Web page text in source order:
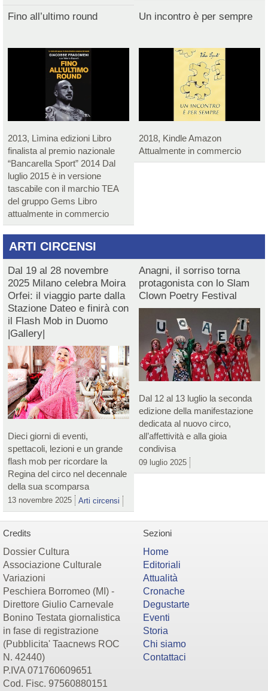
Fino all’ultimo round
2013, Lìmina edizioni Libro
finalista al premio nazionale
“Bancarella Sport” 2014 Dal
luglio 2015 è in versione
tascabile con il marchio TEA
del gruppo Gems Libro
attualmente in commercio
Un incontro è per sempre
2018, Kindle Amazon
Attualmente in commercio
ARTI CIRCENSI
Dal 19 al 28 novembre
2025 Milano celebra Moira
Orfei: il viaggio parte dalla
Stazione Dateo e finirà con
il Flash Mob in Duomo
|Gallery|
Dieci giorni di eventi,
spettacoli, lezioni e un grande
flash mob per ricordare la
Regina del circo nel decennale
della sua scomparsa
13 novembre 2025 Arti circensi
Anagni, il sorriso torna
protagonista con lo Slam
Clown Poetry Festival
Dal 12 al 13 luglio la seconda
edizione della manifestazione
dedicata al nuovo circo,
all’affettività e alla gioia
condivisa
09 luglio 2025
Credits
Dossier Cultura
Associazione Culturale
Variazioni
Peschiera Borromeo (MI) -
Direttore Giulio Carnevale
Bonino Testata giornalistica
in fase di registrazione
(Pubblicita' Taacnews ROC
N. 42440)
P.IVA 071760609651
Cod. Fisc. 97560880151
Sezioni
Home
Editoriali
Attualità
Cronache
Degustarte
Eventi
Storia
Chi siamo
Contattaci